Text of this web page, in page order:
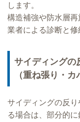
します。
構造補強や防水層
業者による診断と修
サイディングの
（重ね張り・カ
サイディングの反
る場合は、部分的